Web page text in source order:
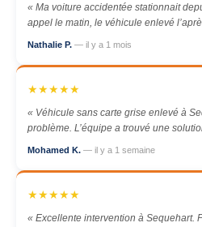
« Ma voiture accidentée stationnait
appel le matin, le véhicule enlevé
Nathalie P. — il y a 1 mois
★★★★★
« Véhicule sans carte grise enlevé à
problème. L’équipe a trouvé une
Mohamed K. — il y a 1 semaine
★★★★★
« Excellente intervention à Sequehart.